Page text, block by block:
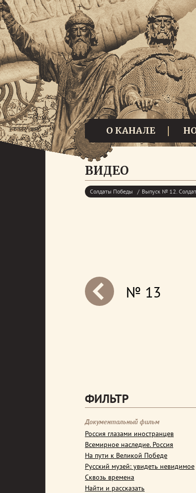
О КАНАЛЕ
ВИДЕО
Солдаты Победы Выпуск № 12.
№ 13
ФИЛЬТР
Документальный фильм
Россия глазами иностранцев
Всемирное наследие. Россия
На пути к Великой Победе
Русский музей: увидеть невидимое
Сквозь времена
Найти и рассказать